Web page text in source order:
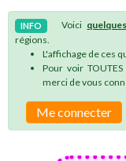
INFO Voici
régions.
L'affichage de ces
Pour voir
merci de vous
Me connecter